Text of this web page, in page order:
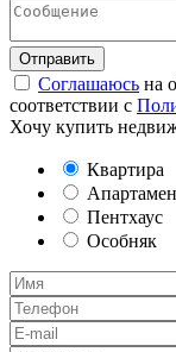
Соглашаюсь на
соответствии с
Хочу купить
Квартира
Пентхаус
Особняк